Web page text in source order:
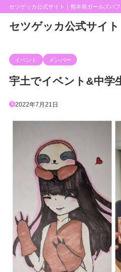
セツゲッカ公式サイト｜熊本発ガールズパ
セツゲッカ公式サイト
イベント メンバー
宇土でイベント&中学
2022年7月21日